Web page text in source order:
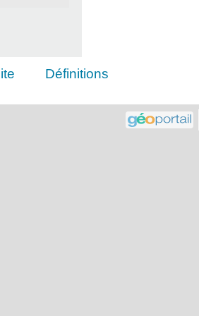
Définitions